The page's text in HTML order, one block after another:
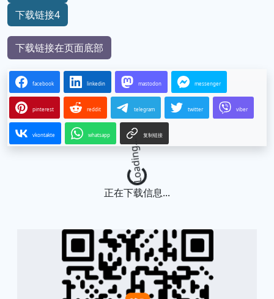
下载链接4
下载链接在页面底部
facebook linkedin mastodon messenger
pinterest reddit telegram twitter viber
vkontakte whatsapp 复制链接
Loading...
正在下载信息...